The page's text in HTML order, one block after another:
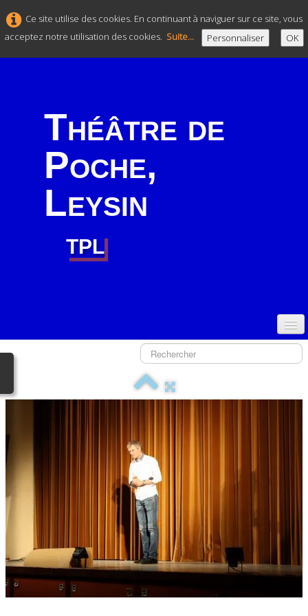
Ce site utilise des cookies. En continuant à naviguer sur ce site, vous
acceptez notre utilisation des cookies. Suite... Personnaliser OK
Théâtre de
Poche,
Leysin
TPL
NOUVEAU SPECTACLE
HISTORIQUE
TPJLO
MÉDIAS